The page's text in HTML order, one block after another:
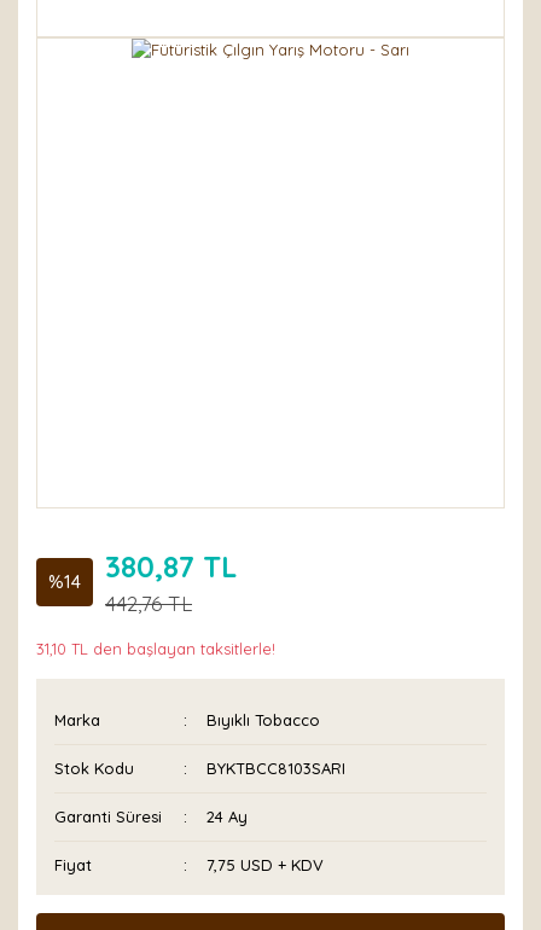
%14 380,87 TL
442,76 TL
31,10 TL den başlayan taksitlerle!
Marka Bıyıklı Tobacco
Stok Kodu BYKTBCC8103SARI
Garanti Süresi 24 Ay
Fiyat 7,75 USD + KDV